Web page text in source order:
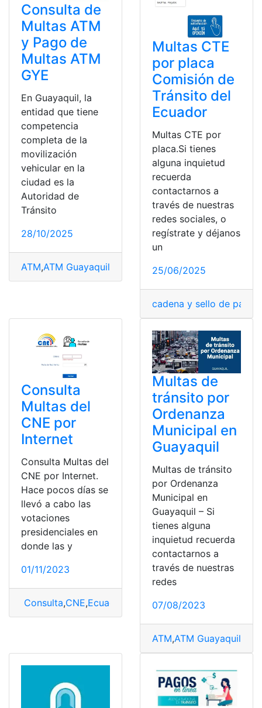
Consulta de
Multas ATM
y Pago de
Multas ATM
GYE
En Guayaquil, la
entidad que tiene
competencia
completa de la
movilización
vehicular en la
ciudad es la
Autoridad de
Tránsito
28/10/2025
ATM,ATM Guayaquil consulta de multas,Ecuador
Multas CTE
por placa
Comisión de
Tránsito del
Ecuador
Multas CTE por
placa.Si tienes
alguna inquietud
recuerda
contactarnos a
través de nuestras
redes sociales, o
regístrate y déjanos
un
25/06/2025
cadena y sello de pago
Consulta
Multas del
CNE por
Internet
Consulta Multas del
CNE por Internet.
Hace pocos días se
llevó a cabo las
votaciones
presidenciales en
donde las y
01/11/2023
Consulta,CNE,Ecuador Multas,Multas CNE
Multas de
tránsito por
Ordenanza
Municipal en
Guayaquil
Multas de tránsito
por Ordenanza
Municipal en
Guayaquil – Si
tienes alguna
inquietud recuerda
contactarnos a
través de nuestras
redes
07/08/2023
ATM,ATM Guayaquil